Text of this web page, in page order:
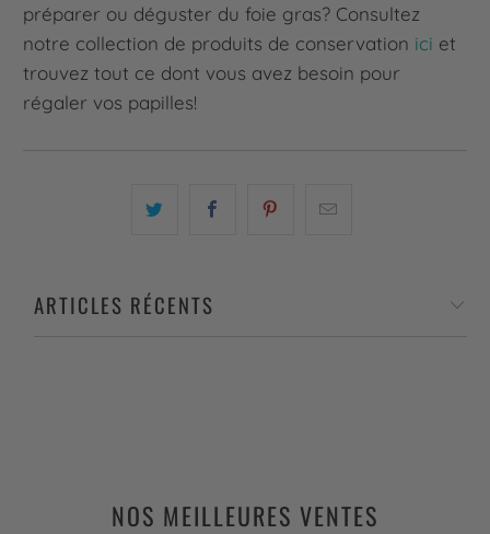
préparer ou déguster du foie gras? Consultez
notre collection de produits de conservation ici et
trouvez tout ce dont vous avez besoin pour
régaler vos papilles!
ARTICLES RÉCENTS
NOS MEILLEURES VENTES